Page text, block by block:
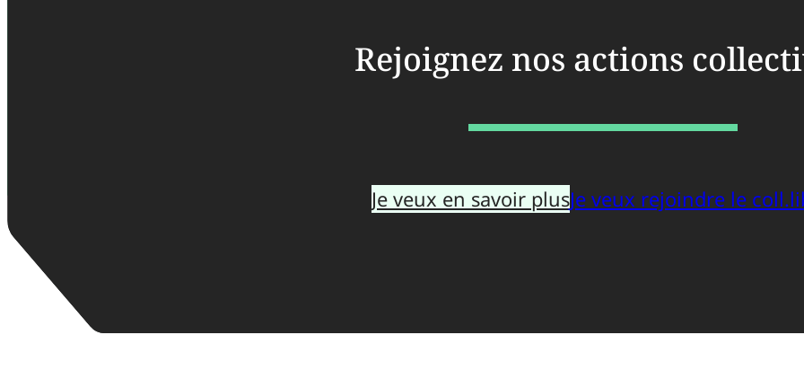
Rejoignez nos actions
Je veux en savoir plusJe veux rejoindre le